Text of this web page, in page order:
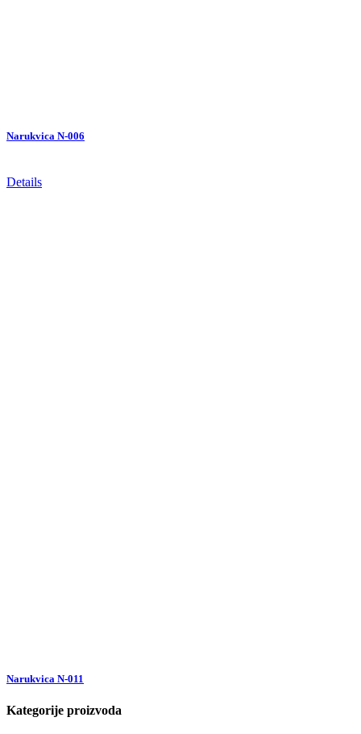
Narukvica N-006
Details
Narukvica N-011
Kategorije proizvoda